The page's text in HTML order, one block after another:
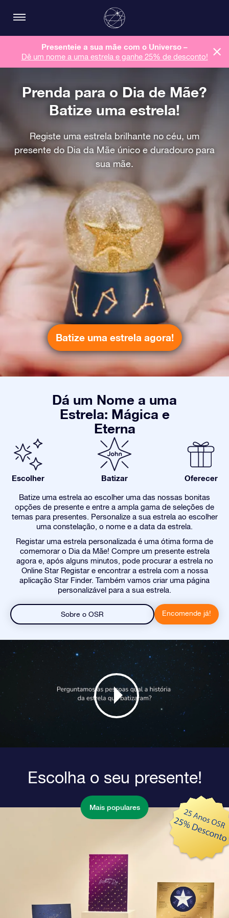
Presenteie a sua mãe com o Universo –
Dê um nome a uma estrela e ganhe 25% de desconto!
Prenda para o Dia de Mãe?
Batize uma estrela!
Registe uma estrela brilhante no céu, um
presente do Dia da Mãe único e duradouro para
sua mãe.
Batize uma estrela agora!
Dá um Nome a uma
Estrela: Mágica e
Eterna
Escolher Batizar Oferecer
Batize uma estrela ao escolher uma das nossas bonitas
opções de presente e entre a ampla gama de seleções de
temas para presentes. Personalize a sua estrela ao escolher
uma constelação, o nome e a data da estrela.
Registar uma estrela personalizada é uma ótima forma de
comemorar o Dia da Mãe! Compre um presente estrela
agora e, após alguns minutos, pode procurar a estrela no
Online Star Registar e encontrar a estrela com a nossa
aplicação Star Finder. Também vamos criar uma página
personalizável para a sua estrela.
Sobre o OSR Encomende já!
Escolha o seu presente!
Mais populares